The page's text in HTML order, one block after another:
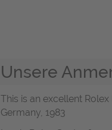
Unsere
This is an excellent
Germany, 1983